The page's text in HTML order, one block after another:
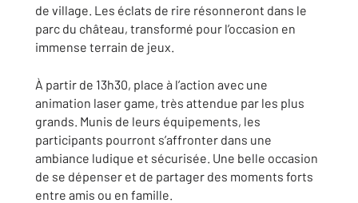
de village. Les éclats de rire résonneront dans le
parc du château, transformé pour l’occasion en
immense terrain de jeux.
À partir de 13h30, place à l’action avec une
animation laser game, très attendue par les plus
grands. Munis de leurs équipements, les
participants pourront s’affronter dans une
ambiance ludique et sécurisée. Une belle occasion
de se dépenser et de partager des moments forts
entre amis ou en famille.